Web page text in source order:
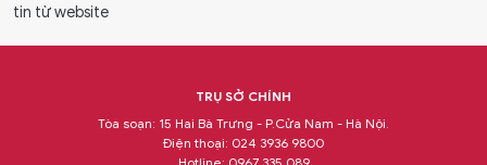
tin từ website
TRỤ SỞ CHÍNH
Tòa soạn: 15 Hai Bà Trưng - P.Cửa Nam - Hà Nội.
Điện thoại: 024 3936 9800